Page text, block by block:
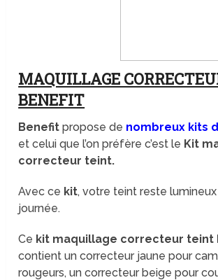
MAQUILLAGE
BENEFIT
Benefit propose de nombreux kits
et celui que l’on préfère c’est le Kit
correcteur teint.
Avec ce kit, votre teint reste
journée.
Ce kit maquillage correcteur teint
contient un correcteur jaune pour
rougeurs, un correcteur beige pour